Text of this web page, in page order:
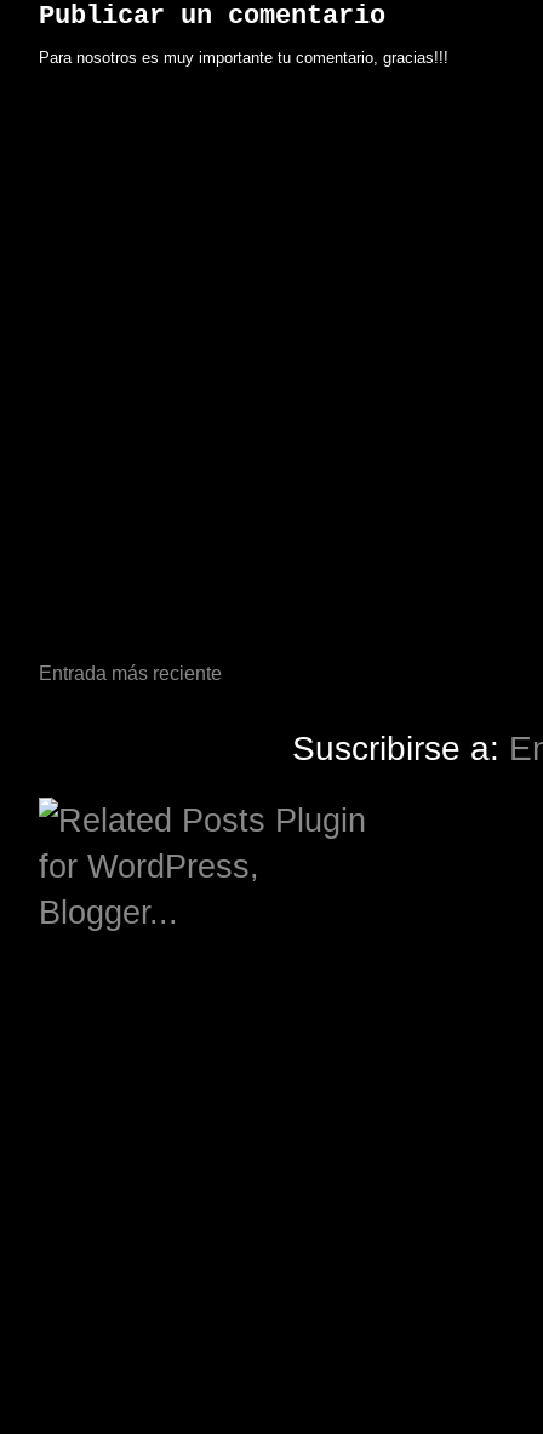
Publicar un comentario
Para nosotros es muy importante tu comentario, gracias!!!
Entrada más reciente
Suscribirse a: